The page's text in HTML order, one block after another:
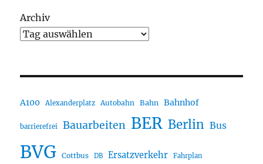
Archiv
A100 Alexanderplatz Autobahn Bahn Bahnhof
barrierefrei Bauarbeiten BER Berlin Bus
BVG Cottbus DB Ersatzverkehr Fahrplan